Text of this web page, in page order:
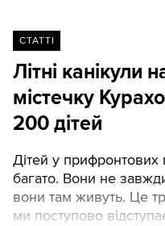
СТАТТІ
Літні канікули
містечку
200 дітей
Дітей у прифронтових
багато. Вони не
вони там живуть. Це
ми поступово